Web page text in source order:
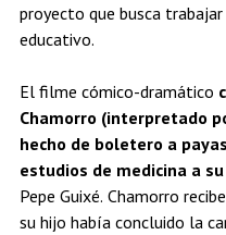
proyecto que busca
educativo.
El filme cómico-dramático
Chamorro (interpretado
hecho de boletero a
estudios de medicina a
Pepe Guixé. Chamorro
su hijo había concluido la